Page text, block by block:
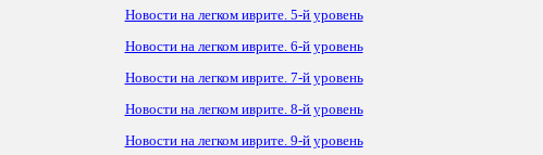
Новости на легком иврите. 5-й уровень
Новости на легком иврите. 6-й уровень
Новости на легком иврите. 7-й уровень
Новости на легком иврите. 8-й уровень
Новости на легком иврите. 9-й уровень